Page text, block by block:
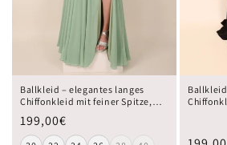
Ballkleid – elegantes langes
Chiffonkleid mit feiner Spitze,
hellgrün
199,00€